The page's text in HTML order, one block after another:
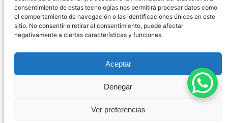
consentimiento de estas tecnologías nos permitirá procesar datos como
el comportamiento de navegación o las identificaciones únicas en este
sitio. No consentir o retirar el consentimiento, puede afectar
negativamente a ciertas características y funciones.
Aceptar
Denegar
Ver preferencias
Política de Privacidad
Política de
Contacto